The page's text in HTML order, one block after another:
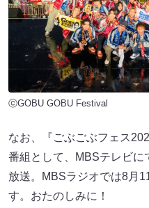
ⓒGOBU GOBU Festival
なお、『ごぶごぶフェス
番組として、MBSテレビに
放送。MBSラジオでは8月
す。おたのしみに！